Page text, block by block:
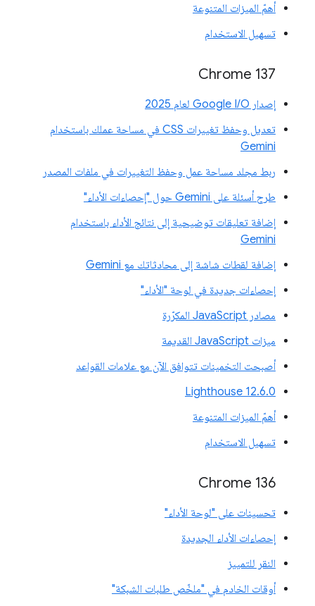
أهمّ الميزات المتنوعة
تسهيل الاستخدام
‫Chrome 137
إصدار Google I/O لعام 2025
تعديل وحفظ تغييرات CSS في مساحة عملك باستخدام
Gemini
ربط مجلد مساحة عمل وحفظ التغييرات في ملفات المصدر
طرح أسئلة على Gemini حول "إحصاءات الأداء"
إضافة تعليقات توضيحية إلى نتائج الأداء باستخدام
Gemini
إضافة لقطات شاشة إلى محادثاتك مع Gemini
إحصاءات جديدة في لوحة "الأداء"
مصادر JavaScript المكرّرة
ميزات JavaScript القديمة
أصبحت التخمينات تتوافق الآن مع علامات القواعد
‫Lighthouse 12.6.0
أهمّ الميزات المتنوعة
تسهيل الاستخدام
Chrome 136
تحسينات على "لوحة الأداء"
إحصاءات الأداء الجديدة
النقر للتمييز
أوقات الخادم في "ملخّص طلبات الشبكة"